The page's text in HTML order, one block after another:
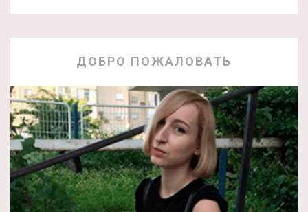
ДОБРО ПОЖАЛОВАТЬ